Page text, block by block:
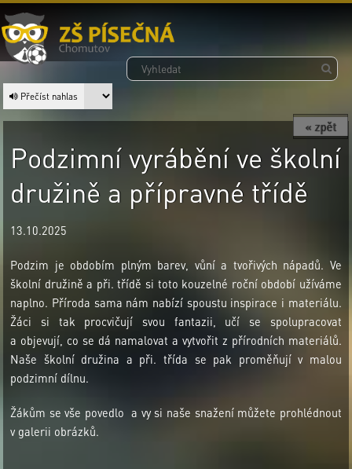
Přečíst nahlas
« zpět
Podzimní vyrábění ve školní
družině a přípravné třídě
13.10.2025
Podzim je obdobím plným barev, vůní a tvořivých nápadů. Ve
školní družině a při. třídě si toto kouzelné roční období užíváme
naplno. Příroda sama nám nabízí spoustu inspirace i materiálu.
Žáci si tak procvičují svou fantazii, učí se spolupracovat
a objevují, co se dá namalovat a vytvořit z přírodních materiálů.
Naše školní družina a při. třída se pak proměňují v malou
podzimní dílnu.
Žákům se vše povedlo a vy si naše snažení můžete prohlédnout
v galerii obrázků.